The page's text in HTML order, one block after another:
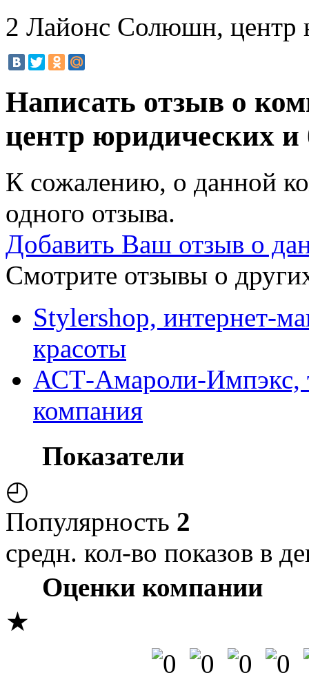
2 Лайонс Солюшн, центр
Написать отзыв о
центр юридических и
К сожалению, о данной
одного отзыва.
Добавить Ваш отзыв о
Смотрите отзывы о
Stylershop, интернет-
красоты
АСТ-Амароли-Импэкс,
компания
Показатели
◴
Популярность 2
средн. кол-во показов в
Оценки компании
★